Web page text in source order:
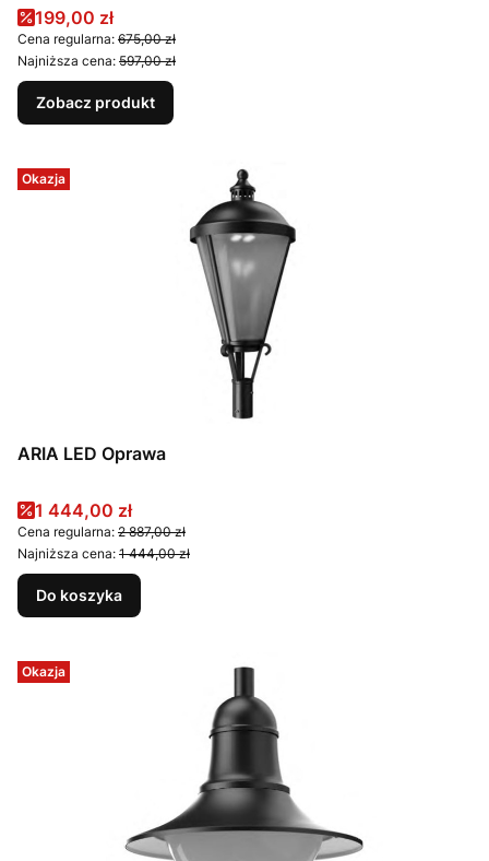
Cena promocyjna
199,00 zł
Cena regularna: 675,00 zł
Najniższa cena: 597,00 zł
Zobacz produkt
Okazja
ARIA LED Oprawa
Cena promocyjna
1 444,00 zł
Cena regularna: 2 887,00 zł
Najniższa cena: 1 444,00 zł
Do koszyka
Okazja